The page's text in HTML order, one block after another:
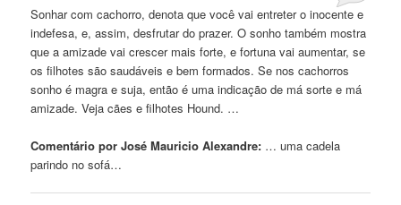
Sonhar com cachorro, denota que você vai entreter o inocente e
indefesa, e, assim, desfrutar do prazer. O sonho também mostra
que a amizade vai crescer mais forte, e fortuna vai aumentar, se
os filhotes são saudáveis ​​e bem formados. Se nos cachorros
sonho é magra e suja, então é uma indicação de má sorte e má
amizade. Veja cães e filhotes Hound. …
Comentário por José Mauricio Alexandre: … uma cadela
parindo no sofá…